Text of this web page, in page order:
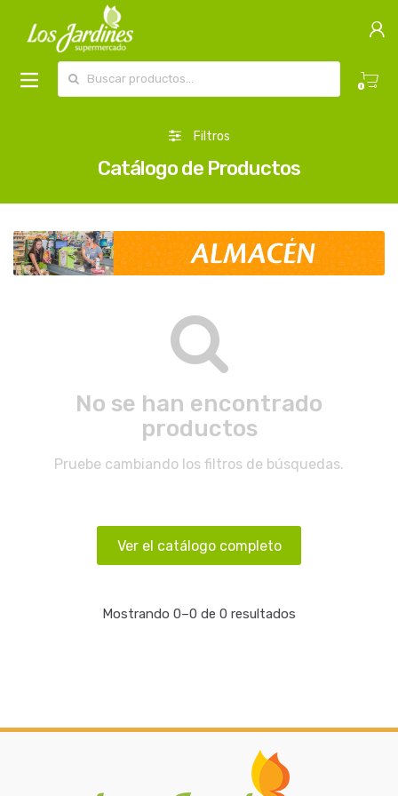
0
Filtros
Catálogo de Productos
No se han encontrado
productos
Pruebe cambiando los filtros de búsquedas.
Ver el catálogo completo
Mostrando 0–0 de 0 resultados